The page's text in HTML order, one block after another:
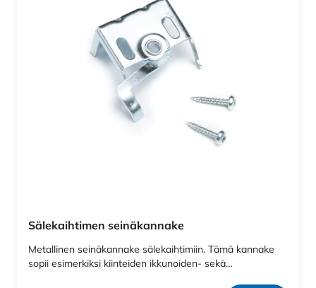
Sälekaihtimen seinäkannake
Metallinen seinäkannake sälekaihtimiin. Tämä kannake
sopii esimerkiksi kiinteiden ikkunoiden- sekä…